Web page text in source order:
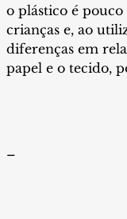
o plástico é
crianças e, ao
diferenças em
papel e o tecido,
–